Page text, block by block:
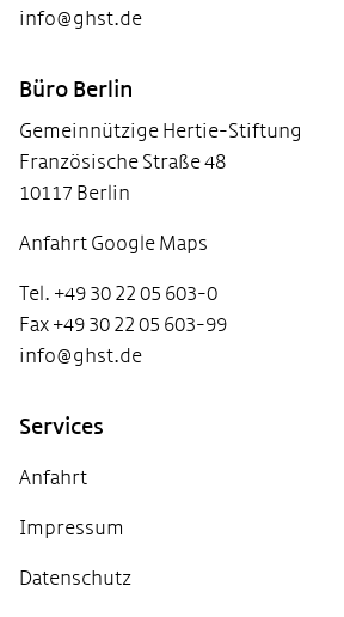
info@ghst.de
Büro Berlin
Gemeinnützige Hertie-Stiftung
Französische Straße 48
10117 Berlin
Anfahrt Google Maps
Tel. +49 30 22 05 603-0
Fax +49 30 22 05 603-99
info@ghst.de
Services
Anfahrt
Impressum
Datenschutz